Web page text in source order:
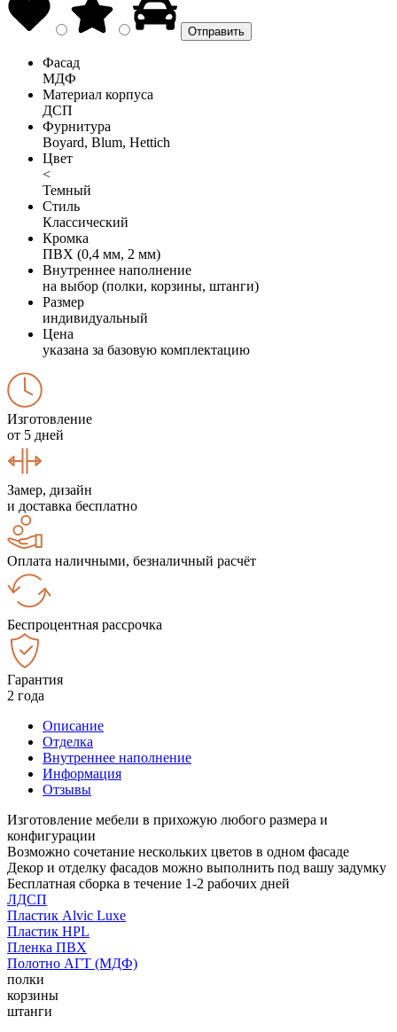
Фасад
МДФ
Материал корпуса
ДСП
Фурнитура
Boyard, Blum, Hettich
Цвет
<
Темный
Стиль
Классический
Кромка
ПВХ (0,4 мм, 2 мм)
Внутреннее наполнение
на выбор (полки, корзины, штанги)
Размер
индивидуальный
Цена
указана за базовую комплектацию
Изготовление
от 5 дней
Замер, дизайн
и доставка бесплатно
Оплата наличными, безналичный расчёт
Беспроцентная рассрочка
Гарантия
2 года
Описание
Отделка
Внутреннее наполнение
Информация
Отзывы
Изготовление мебели в прихожую любого размера и
конфигурации
Возможно сочетание нескольких цветов в одном фасаде
Декор и отделку фасадов можно выполнить под вашу задумку
Бесплатная сборка в течение 1-2 рабочих дней
ЛДСП
Пластик Alvic Luxe
Пластик HPL
Пленка ПВХ
Полотно АГТ (МДФ)
полки
корзины
штанги